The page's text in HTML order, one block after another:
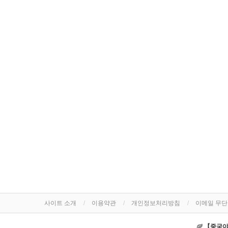
사이트 소개 이용약관 개인정보처리방침 이메일 무
【중국